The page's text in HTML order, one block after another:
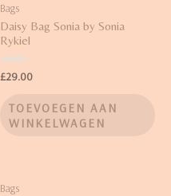
Bags
Daisy Bag Sonia by Sonia
Rykiel
Waardering
3.50
£29.00
TOEVOEGEN AAN
WINKELWAGEN
Bags